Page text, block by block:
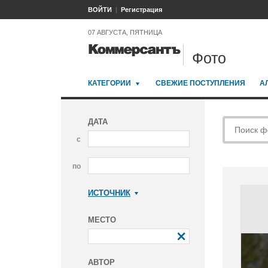
ВОЙТИ Регистрация
07 АВГУСТА, ПЯТНИЦА
Фото
КАТЕГОРИИ СВЕЖИЕ ПОСТУПЛЕНИЯ
ДАТА
с
по
ИСТОЧНИК
МЕСТО
АВТОР